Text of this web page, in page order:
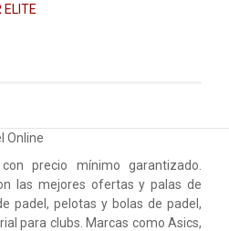
ELITE
Online
precio mínimo garantizado.
las mejores ofertas y palas de
padel, pelotas y bolas de padel,
para clubs. Marcas como Asics,